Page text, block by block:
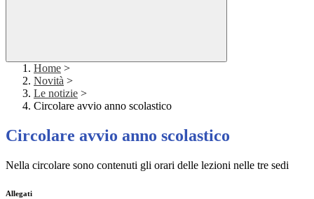
Home >
Novità >
Le notizie >
Circolare avvio anno scolastico
Circolare avvio anno scolastico
Nella circolare sono contenuti gli orari delle lezioni nelle tre sedi
Allegati